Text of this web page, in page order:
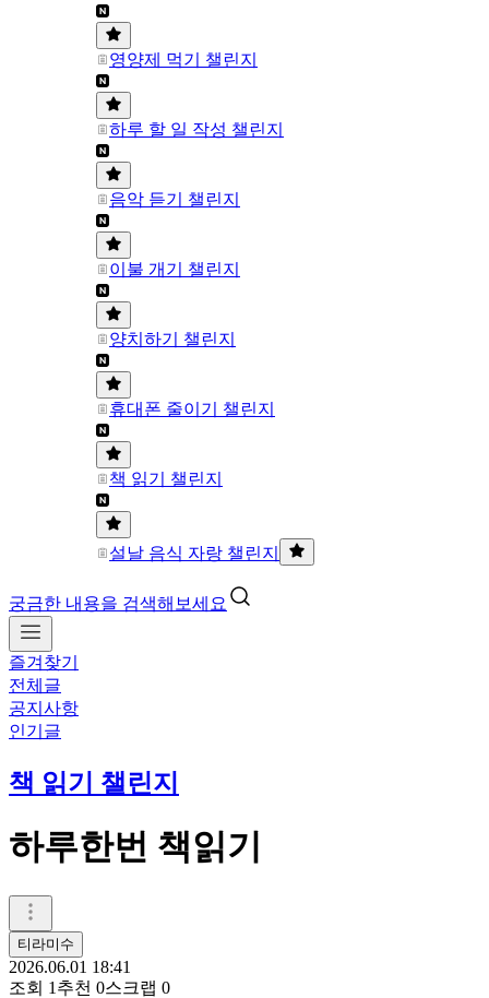
영양제 먹기 챌린지
하루 할 일 작성 챌린지
음악 듣기 챌린지
이불 개기 챌린지
양치하기 챌린지
휴대폰 줄이기 챌린지
책 읽기 챌린지
설날 음식 자랑 챌린지
궁금한 내용을 검색해보세요
즐겨찾기
전체글
공지사항
인기글
책 읽기 챌린지
하루한번 책읽기
티라미수
2026.06.01 18:41
조회 1 추천 0스크랩 0